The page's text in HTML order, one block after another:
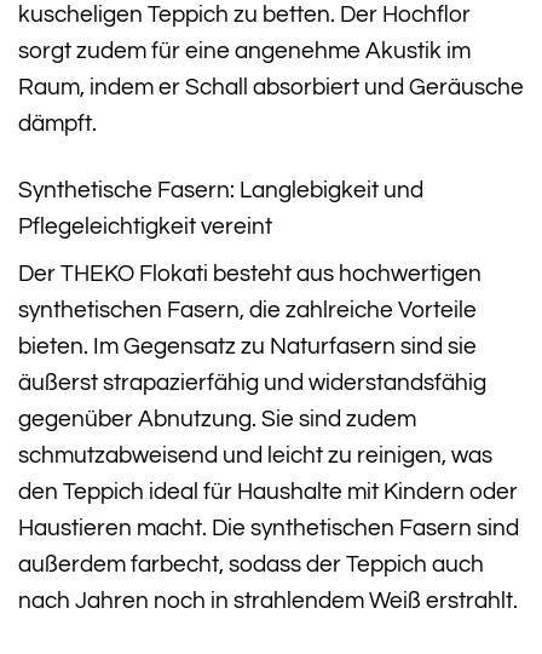
kuscheligen Teppich zu betten. Der Hochflor
sorgt zudem für eine angenehme Akustik im
Raum, indem er Schall absorbiert und Geräusche
dämpft.
Synthetische Fasern: Langlebigkeit und
Pflegeleichtigkeit vereint
Der THEKO Flokati besteht aus hochwertigen
synthetischen Fasern, die zahlreiche Vorteile
bieten. Im Gegensatz zu Naturfasern sind sie
äußerst strapazierfähig und widerstandsfähig
gegenüber Abnutzung. Sie sind zudem
schmutzabweisend und leicht zu reinigen, was
den Teppich ideal für Haushalte mit Kindern oder
Haustieren macht. Die synthetischen Fasern sind
außerdem farbecht, sodass der Teppich auch
nach Jahren noch in strahlendem Weiß erstrahlt.